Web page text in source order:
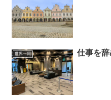
世界一周 仕事を